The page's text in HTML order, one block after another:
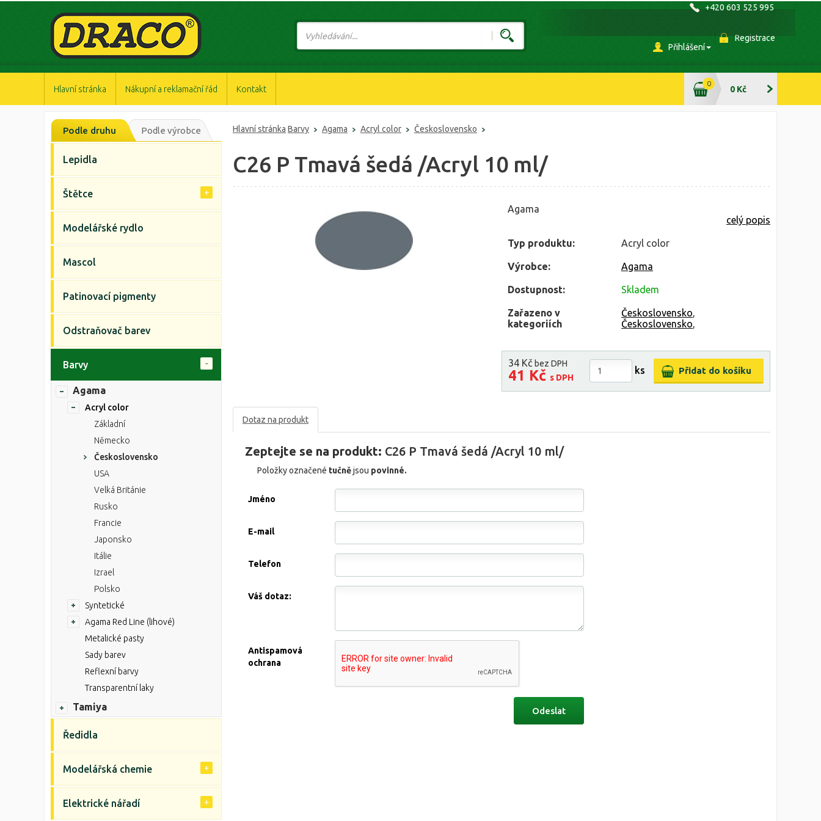
+420 603 525 995
Přihlášení
Registrace
Hlavní stránka Nákupní a reklamační řád Kontakt
0
0 Kč
Hlavní stránka Barvy Agama Acryl color Československo
C26 P Tmavá šedá /Acryl 10 ml/
Agama
celý popis
Typ produktu: Acryl color
Výrobce: Agama
Dostupnost: Skladem
Zařazeno v
kategoriích
Československo,
Československo,
34 Kč bez DPH
41 Kč s DPH
ks
Dotaz na produkt
Zeptejte se na produkt: C26 P Tmavá šedá /Acryl 10 ml/
Položky označené tučnějsou povinné.
Jméno
E-mail
Telefon
Váš dotaz:
Antispamová
ochrana
Podle druhu Podle výrobce
Lepidla
Štětce
Modelářské rydlo
Mascol
Patinovací pigmenty
Odstraňovač barev
Barvy
Agama
Acryl color
Základní
Německo
Československo
USA
Velká Británie
Rusko
Francie
Japonsko
Itálie
Izrael
Polsko
Syntetické
Agama Red Line (lihové)
Metalické pasty
Sady barev
Reflexní barvy
Transparentní laky
Tamiya
Ředidla
Modelářská chemie
Elektrické nářadí